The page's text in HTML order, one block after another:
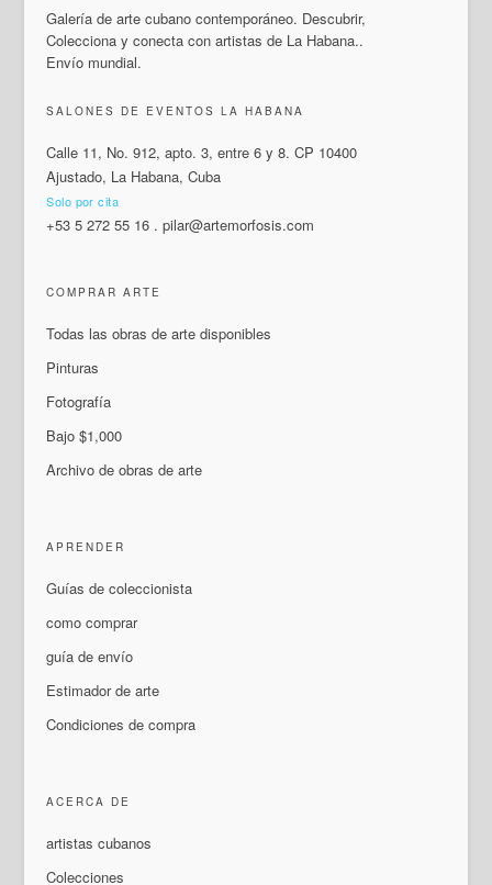
Galería de arte cubano contemporáneo. Descubrir,
Colecciona y conecta con artistas de La Habana..
Envío mundial.
SALONES DE EVENTOS LA HABANA
Calle 11, No. 912, apto. 3, entre 6 y 8. CP 10400
Ajustado, La Habana, Cuba
Solo por cita
+53 5 272 55 16 .pilar@artemorfosis.com
COMPRAR ARTE
Todas las obras de arte disponibles
Pinturas
Fotografía
Bajo $1,000
Archivo de obras de arte
APRENDER
Guías de coleccionista
como comprar
guía de envío
Estimador de arte
Condiciones de compra
ACERCA DE
artistas cubanos
Colecciones